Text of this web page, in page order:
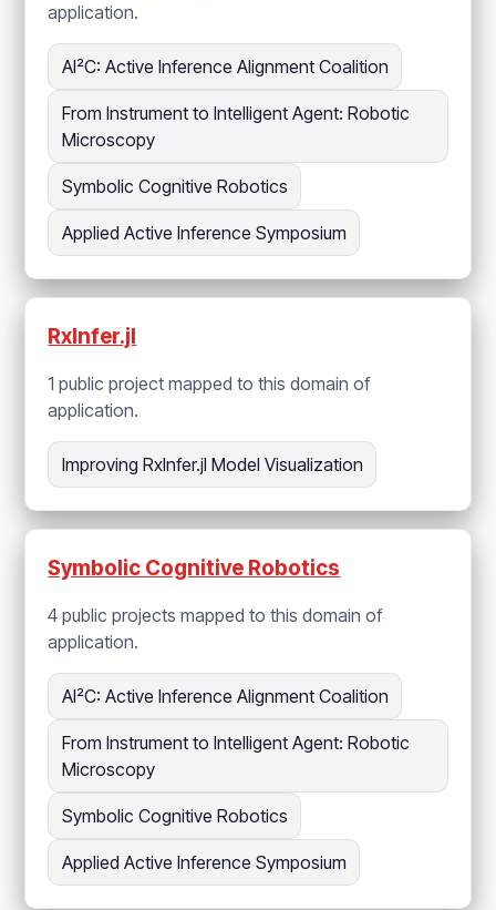
application.
AI²C: Active Inference Alignment Coalition
From Instrument to Intelligent Agent: Robotic
Microscopy
Symbolic Cognitive Robotics
Applied Active Inference Symposium
RxInfer.jl
1 public project mapped to this domain of
application.
Improving RxInfer.jl Model Visualization
Symbolic Cognitive Robotics
4 public projects mapped to this domain of
application.
AI²C: Active Inference Alignment Coalition
From Instrument to Intelligent Agent: Robotic
Microscopy
Symbolic Cognitive Robotics
Applied Active Inference Symposium